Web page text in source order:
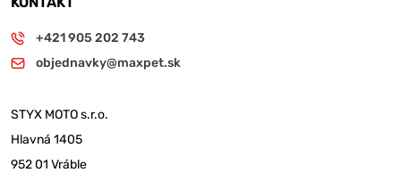
+421 905 202 743
objednavky@maxpet.sk
STYX MOTO s.r.o.
Hlavná 1405
952 01 Vráble